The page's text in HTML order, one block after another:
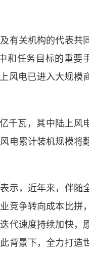
有关机构的代表共
和任务目标的重要
风电已进入大规模
千瓦，其中陆上风
电累计装机规模将
示，近年来，伴随
竞争转向成本比拼，
代速度持续加快，
背景下，全力打造